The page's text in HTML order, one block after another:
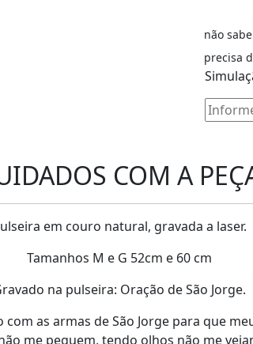
não
precisa
COM A
em couro natural, gravada a laser.
Tamanhos M e G 52cm e 60 cm
na pulseira: Oração de São Jorge.
as armas de São Jorge para que
me peguem, tendo olhos não me